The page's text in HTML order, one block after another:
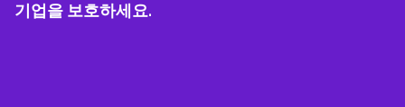
기업을 보호하세요.